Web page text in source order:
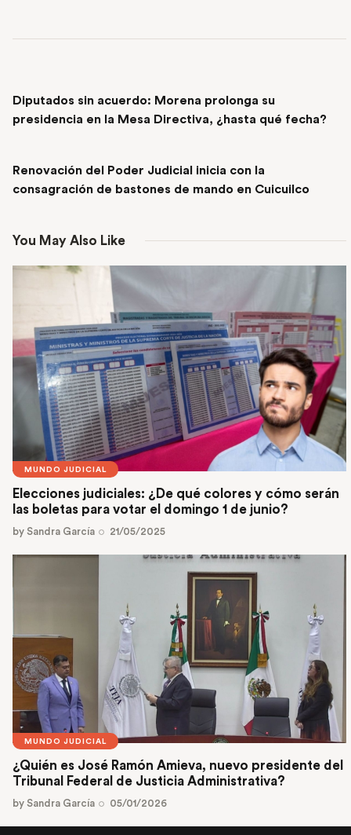
Diputados sin acuerdo: Morena prolonga su
presidencia en la Mesa Directiva, ¿hasta qué fecha?
Renovación del Poder Judicial inicia con la
consagración de bastones de mando en Cuicuilco
You May Also Like
MUNDO JUDICIAL
Elecciones judiciales: ¿De qué colores y cómo serán
las boletas para votar el domingo 1 de junio?
by Sandra García 21/05/2025
MUNDO JUDICIAL
¿Quién es José Ramón Amieva, nuevo presidente del
Tribunal Federal de Justicia Administrativa?
by Sandra García 05/01/2026